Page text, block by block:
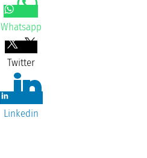
Whatsapp
Twitter
Linkedin